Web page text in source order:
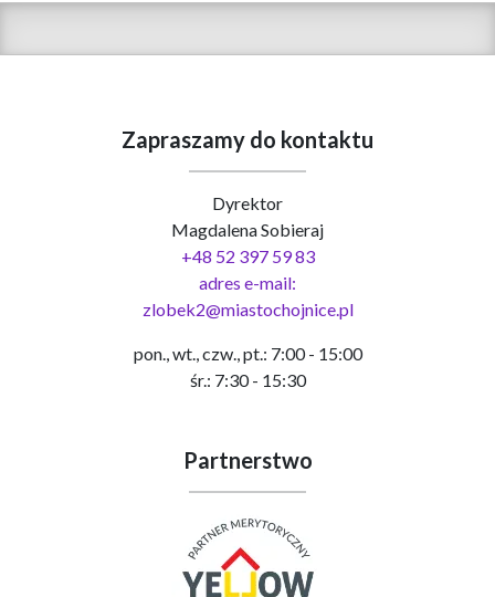
Zapraszamy do kontaktu
Dyrektor
Magdalena Sobieraj
+48 52 397 59 83
adres e-mail:
zlobek2@miastochojnice.pl
pon., wt., czw., pt.: 7:00 - 15:00
śr.: 7:30 - 15:30
Partnerstwo